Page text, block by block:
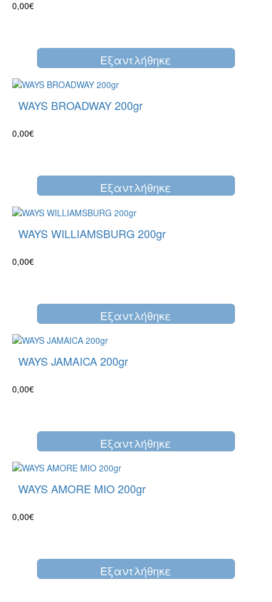
0,00€
Eξαντλήθηκε
WAYS BROADWAY 200gr
0,00€
Eξαντλήθηκε
WAYS WILLIAMSBURG 200gr
0,00€
Eξαντλήθηκε
WAYS JAMAICA 200gr
0,00€
Eξαντλήθηκε
WAYS AMORE MIO 200gr
0,00€
Eξαντλήθηκε